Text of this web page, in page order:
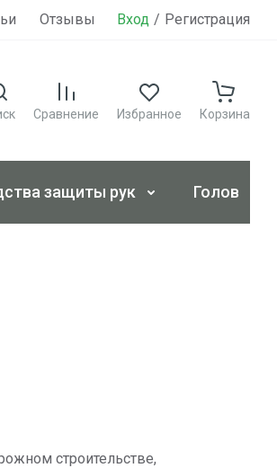
Отзывы Контакты
Вход / Регистрация
Сравнение Избранное Корзина
защиты рук Головные
строительстве,